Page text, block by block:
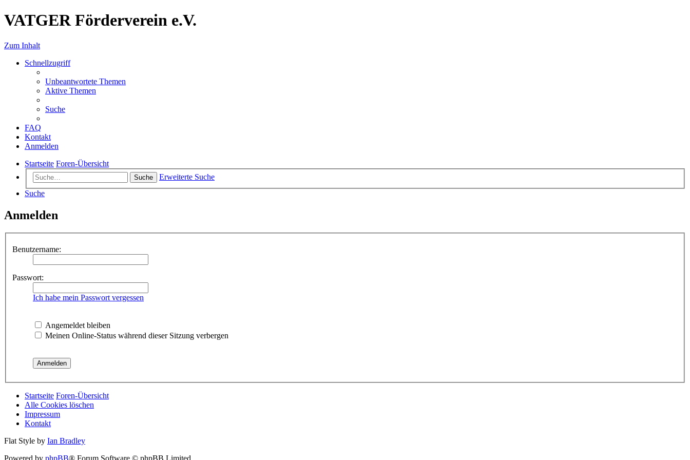
VATGER Förderverein e.V.
Zum Inhalt
Schnellzugriff
Unbeantwortete Themen
Aktive Themen
Suche
FAQ
Kontakt
Anmelden
Startseite Foren-Übersicht
Suche
Erweiterte Suche
Suche
Anmelden
Benutzername:
Passwort:
Ich habe mein Passwort vergessen
Angemeldet bleiben
Meinen Online-Status während dieser Sitzung verbergen
Startseite Foren-Übersicht
Alle Cookies löschen
Impressum
Kontakt
Flat Style by Ian Bradley
Powered by phpBB® Forum Software © phpBB Limited